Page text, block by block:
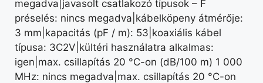
megadva|javasolt csatlakozó típusok – F
préselés: nincs megadva|kábelköpeny átmérője:
3 mm|kapacitás (pF / m): 53|koaxiális kábel
típusa: 3C2V|kültéri használatra alkalmas:
igen|max. csillapítás 20 °C-on (dB/100 m) 1 000
MHz: nincs megadva|max. csillapítás 20 °C-on